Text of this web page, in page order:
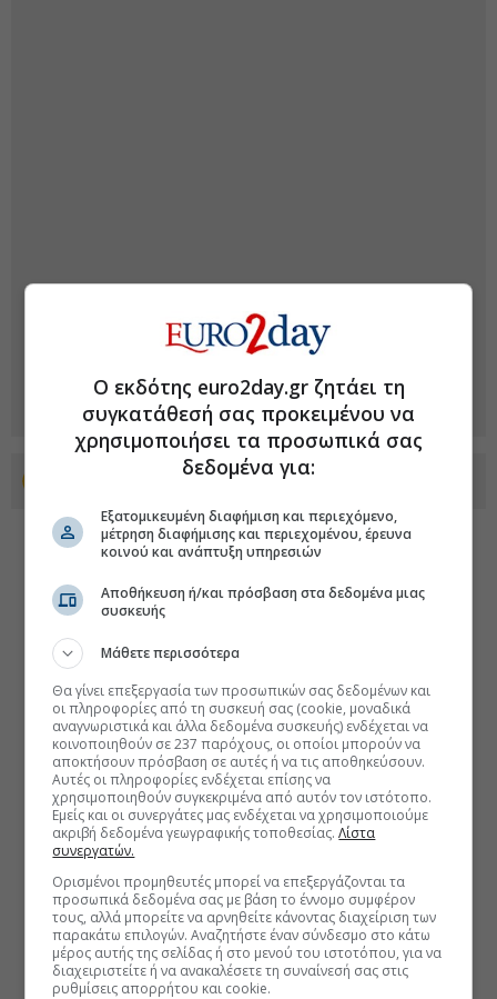
Προσθέστε το euro2day.gr στο Discover
Ο εκδότης euro2day.gr ζητάει τη
συγκατάθεσή σας προκειμένου να
χρησιμοποιήσει τα προσωπικά σας
δεδομένα για:
Εξατομικευμένη διαφήμιση και περιεχόμενο,
μέτρηση διαφήμισης και περιεχομένου, έρευνα
κοινού και ανάπτυξη υπηρεσιών
Αποθήκευση ή/και πρόσβαση στα δεδομένα μιας
συσκευής
Μάθετε περισσότερα
Θα γίνει επεξεργασία των προσωπικών σας δεδομένων και
οι πληροφορίες από τη συσκευή σας (cookie, μοναδικά
αναγνωριστικά και άλλα δεδομένα συσκευής) ενδέχεται να
κοινοποιηθούν σε 237 παρόχους, οι οποίοι μπορούν να
αποκτήσουν πρόσβαση σε αυτές ή να τις αποθηκεύσουν.
Αυτές οι πληροφορίες ενδέχεται επίσης να
χρησιμοποιηθούν συγκεκριμένα από αυτόν τον ιστότοπο.
Εμείς και οι συνεργάτες μας ενδέχεται να χρησιμοποιούμε
ακριβή δεδομένα γεωγραφικής τοποθεσίας.Λίστα
συνεργατών.
Ορισμένοι προμηθευτές μπορεί να επεξεργάζονται τα
προσωπικά δεδομένα σας με βάση το έννομο συμφέρον
τους, αλλά μπορείτε να αρνηθείτε κάνοντας διαχείριση των
παρακάτω επιλογών. Αναζητήστε έναν σύνδεσμο στο κάτω
μέρος αυτής της σελίδας ή στο μενού του ιστοτόπου, για να
διαχειριστείτε ή να ανακαλέσετε τη συναίνεσή σας στις
ρυθμίσεις απορρήτου και cookie.